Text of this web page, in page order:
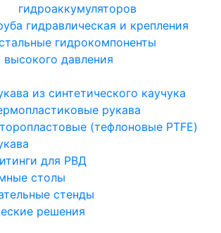
гидроаккумуляторов
гидравлическая и крепления
гидрокомпоненты
высокого давления
из синтетического каучука
рукава
(тефлоновые PTFE)
для РВД
столы
стенды
решения